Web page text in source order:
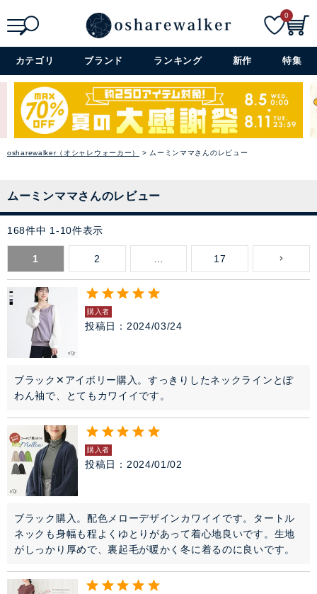
詳細検索+
0
カテゴリ ブランド ランキング 新作 特集
osharewalker（オシャレウォーカー） ムーミンママさんのレビュー
ムーミンママさんのレビュー
168件中 1 -10件表示
1 2 17
購入者
投稿日 2024/03/24
ブラック✕アイボリー購入。すっきりしたネックラインとぽ
わん袖で、とてもカワイイです。
購入者
投稿日 2024/01/02
ブラック購入。配色メローデザインカワイイです。タートル
ネックも身幅も程よくゆとりがあって着心地良いです。生地
がしっかり厚めで、裏起毛が暖かく冬に着るのに良いです。